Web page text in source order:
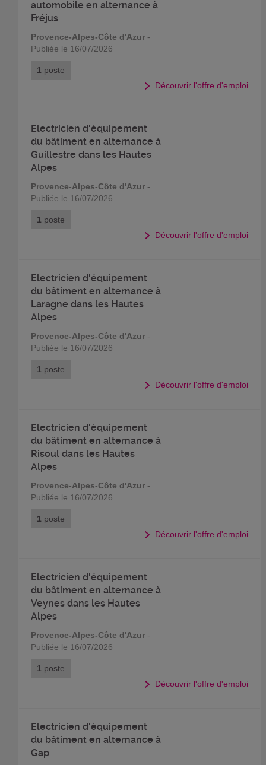
automobile en alternance à
Fréjus
Provence-Alpes-Côte d'Azur-
Publiée le 16/07/2026
1 poste
Découvrir l'offre d'emploi
Electricien d'équipement
du bâtiment en alternance à
Guillestre dans les Hautes
Alpes
Provence-Alpes-Côte d'Azur-
Publiée le 16/07/2026
1 poste
Découvrir l'offre d'emploi
Electricien d'équipement
du bâtiment en alternance à
Laragne dans les Hautes
Alpes
Provence-Alpes-Côte d'Azur-
Publiée le 16/07/2026
1 poste
Découvrir l'offre d'emploi
Electricien d'équipement
du bâtiment en alternance à
Risoul dans les Hautes
Alpes
Provence-Alpes-Côte d'Azur-
Publiée le 16/07/2026
1 poste
Découvrir l'offre d'emploi
Electricien d'équipement
du bâtiment en alternance à
Veynes dans les Hautes
Alpes
Provence-Alpes-Côte d'Azur-
Publiée le 16/07/2026
1 poste
Découvrir l'offre d'emploi
Electricien d'équipement
du bâtiment en alternance à
Gap